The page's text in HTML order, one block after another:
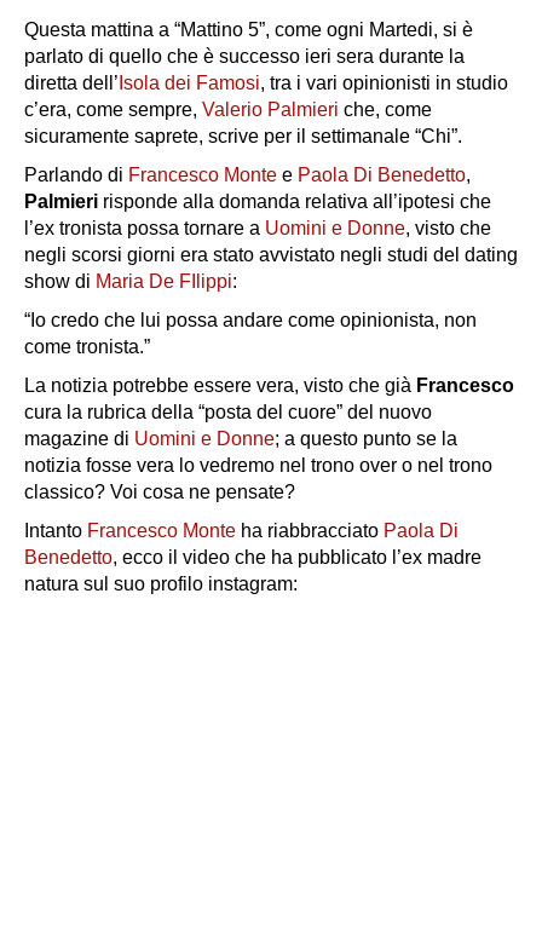
Questa mattina a “Mattino 5”, come ogni Martedi, si è
parlato di quello che è successo ieri sera durante la
diretta dell’ Isola dei Famosi, tra i vari opinionisti in studio
c’era, come sempre, Valerio Palmieri che, come
sicuramente saprete, scrive per il settimanale “Chi”.
Parlando di Francesco Monte e Paola Di Benedetto,
Palmieri risponde alla domanda relativa all’ipotesi che
l’ex tronista possa tornare a Uomini e Donne, visto che
negli scorsi giorni era stato avvistato negli studi del dating
show di Maria De FIlippi:
“Io credo che lui possa andare come opinionista, non
come tronista.”
La notizia potrebbe essere vera, visto che già Francesco
cura la rubrica della “posta del cuore” del nuovo
magazine di Uomini e Donne; a questo punto se la
notizia fosse vera lo vedremo nel trono over o nel trono
classico? Voi cosa ne pensate?
Intanto Francesco Monte ha riabbracciato Paola Di
Benedetto, ecco il video che ha pubblicato l’ex madre
natura sul suo profilo instagram: